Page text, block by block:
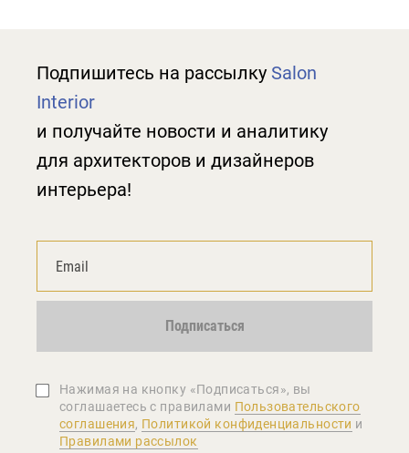
Подпишитесь на рассылку Salon
Interior
и получайте новости и аналитику
для архитекторов и дизайнеров
интерьера!
Подписаться
Нажимая на кнопку «Подписаться», вы
соглашаетеcь с правилами Пользовательского
соглашения, Политикой конфиденциальности и
Правилами рассылок